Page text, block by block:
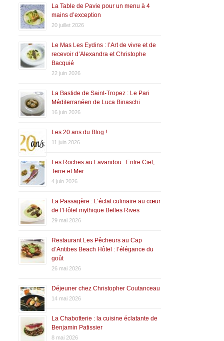
La Table de Pavie pour un menu à 4
mains d’exception
20 juillet 2026
Le Mas Les Eydins : l’Art de vivre et de
recevoir d’Alexandra et Christophe
Bacquié
22 juin 2026
La Bastide de Saint-Tropez : Le Pari
Méditerranéen de Luca Binaschi
16 juin 2026
Les 20 ans du Blog !
11 juin 2026
Les Roches au Lavandou : Entre Ciel,
Terre et Mer
4 juin 2026
La Passagère : L’éclat culinaire au cœur
de l’Hôtel mythique Belles Rives
29 mai 2026
Restaurant Les Pêcheurs au Cap
d’Antibes Beach Hôtel : l’élégance du
goût
26 mai 2026
Déjeuner chez Christopher Coutanceau
14 mai 2026
La Chabotterie : la cuisine éclatante de
Benjamin Patissier
8 mai 2026